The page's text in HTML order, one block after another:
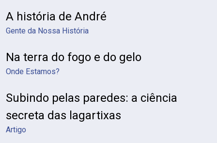
A história de André
Gente da Nossa História
Na terra do fogo e do gelo
Onde Estamos?
Subindo pelas paredes: a ciência
secreta das lagartixas
Artigo